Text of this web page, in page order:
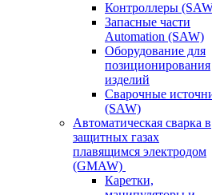
Контроллеры
Запасные части
Automation (SAW)
Оборудование для
позиционирования
изделий
Сварочные
(SAW)
Автоматическая сварка в
защитных газах
плавящимся электродом
(GMAW)
Каретки,